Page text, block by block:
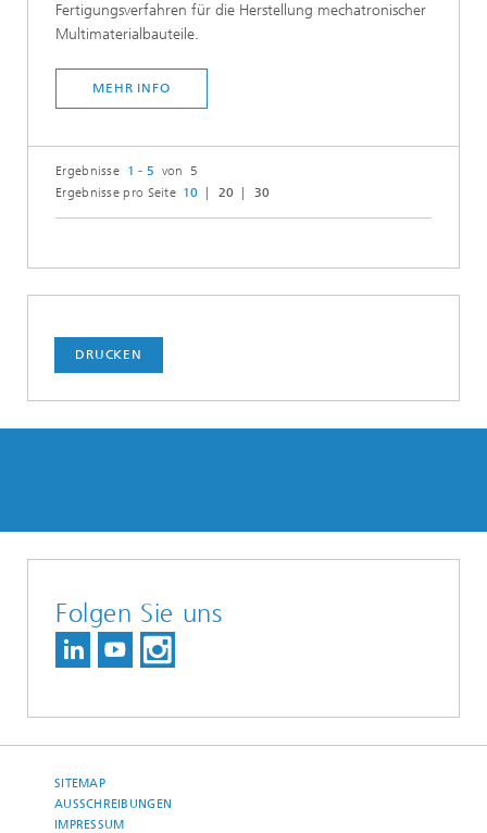
Fertigungsverfahren für die Herstellung mechatronischer
Multimaterialbauteile.
MEHR INFO
Ergebnisse 1 - 5 von 5
Ergebnisse pro Seite 10 20 30
DRUCKEN
Folgen Sie uns
SITEMAP
AUSSCHREIBUNGEN
IMPRESSUM